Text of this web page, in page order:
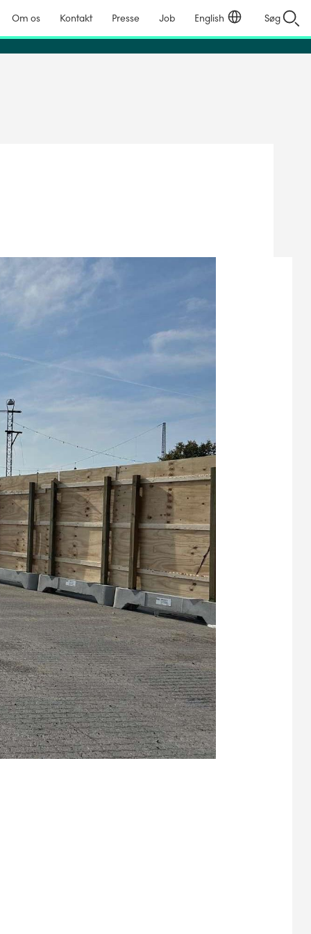
Om os Kontakt Presse Job English Søg